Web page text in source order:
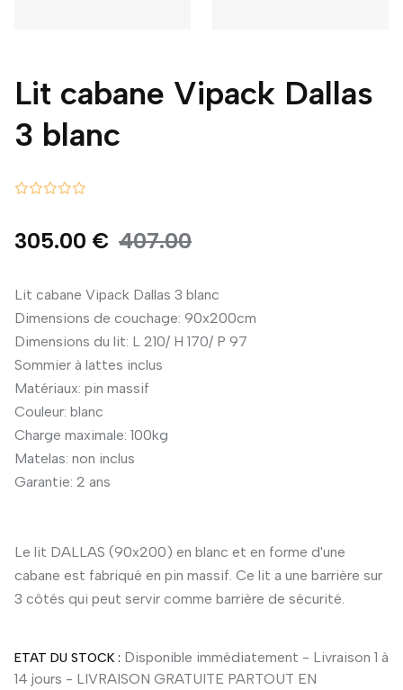
Lit cabane Vipack Dallas
3 blanc
305.00 € 407.00
Lit cabane Vipack Dallas 3 blanc
Dimensions de couchage: 90x200cm
Dimensions du lit: L 210/ H 170/ P 97
Sommier à lattes inclus
Matériaux: pin massif
Couleur: blanc
Charge maximale: 100kg
Matelas: non inclus
Garantie: 2 ans
Le lit DALLAS (90x200) en blanc et en forme d'une
cabane est fabriqué en pin massif. Ce lit a une barrière sur
3 côtés qui peut servir comme barrière de sécurité.
ETAT DU STOCK : Disponible immédiatement - Livraison 1 à
14 jours - LIVRAISON GRATUITE PARTOUT EN